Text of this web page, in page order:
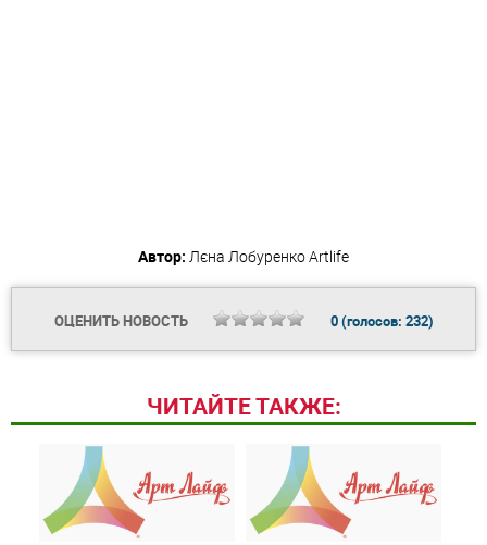
Автор: Лєна ЛобуренкоArtlife
ОЦЕНИТЬ НОВОСТЬ 0(голосов: 232)
ЧИТАЙТЕ ТАКЖЕ: